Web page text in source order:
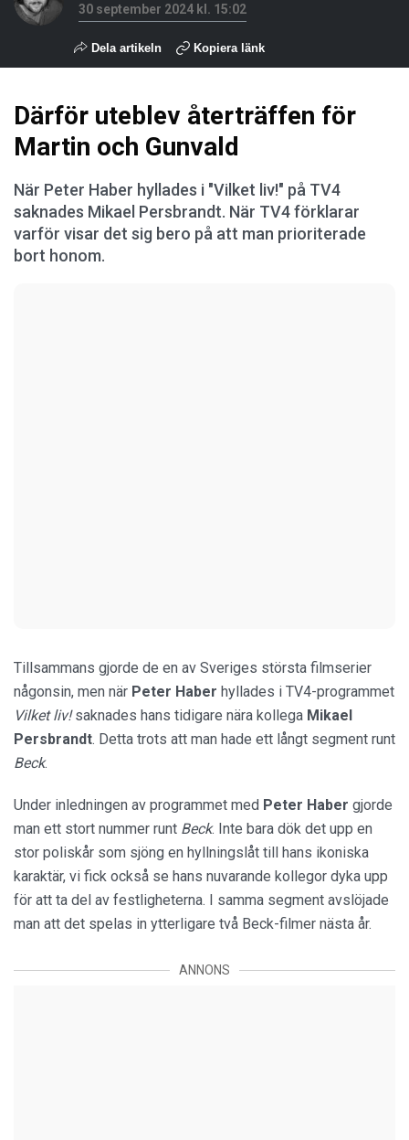
30 september 2024 kl. 15:02
Dela artikeln Kopiera länk
Därför uteblev återträffen för
Martin och Gunvald
När Peter Haber hyllades i "Vilket liv!" på TV4
saknades Mikael Persbrandt. När TV4 förklarar
varför visar det sig bero på att man prioriterade
bort honom.
Tillsammans gjorde de en av Sveriges största filmserier
någonsin, men när Peter Haber hyllades i TV4-programmet
Vilket liv!saknades hans tidigare nära kollega Mikael
Persbrandt. Detta trots att man hade ett långt segment runt
Beck.
Under inledningen av programmet med Peter Haber gjorde
man ett stort nummer runt Beck. Inte bara dök det upp en
stor poliskår som sjöng en hyllningslåt till hans ikoniska
karaktär, vi fick också se hans nuvarande kollegor dyka upp
för att ta del av festligheterna. I samma segment avslöjade
man att det spelas in ytterligare två Beck-filmer nästa år.
ANNONS